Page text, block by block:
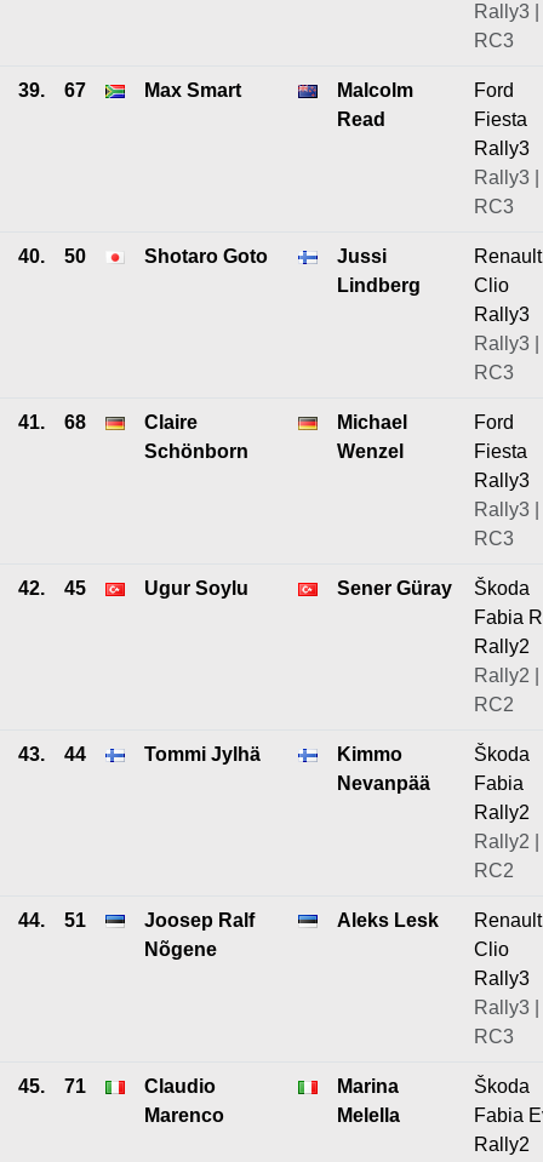
Rally3 |
RC3
39. 67 Max Smart
Malcolm
Read
Ford
Fiesta
Rally3
Rally3 |
RC3
40. 50 Shotaro Goto
Jussi
Lindberg
Renault
Clio
Rally3
Rally3 |
RC3
41. 68
Claire
Schönborn
Michael
Wenzel
Ford
Fiesta
Rally3
Rally3 |
RC3
42. 45 Ugur Soylu Sener Güray
Škoda
Fabia
Rally2
Rally2 |
RC2
43. 44 Tommi Jylhä
Kimmo
Nevanpää
Škoda
Fabia
Rally2
Rally2 |
RC2
44. 51
Joosep Ralf
Nõgene
Aleks Lesk
Renault
Clio
Rally3
Rally3 |
RC3
45. 71
Claudio
Marenco
Marina
Melella
Škoda
Fabia
Rally2